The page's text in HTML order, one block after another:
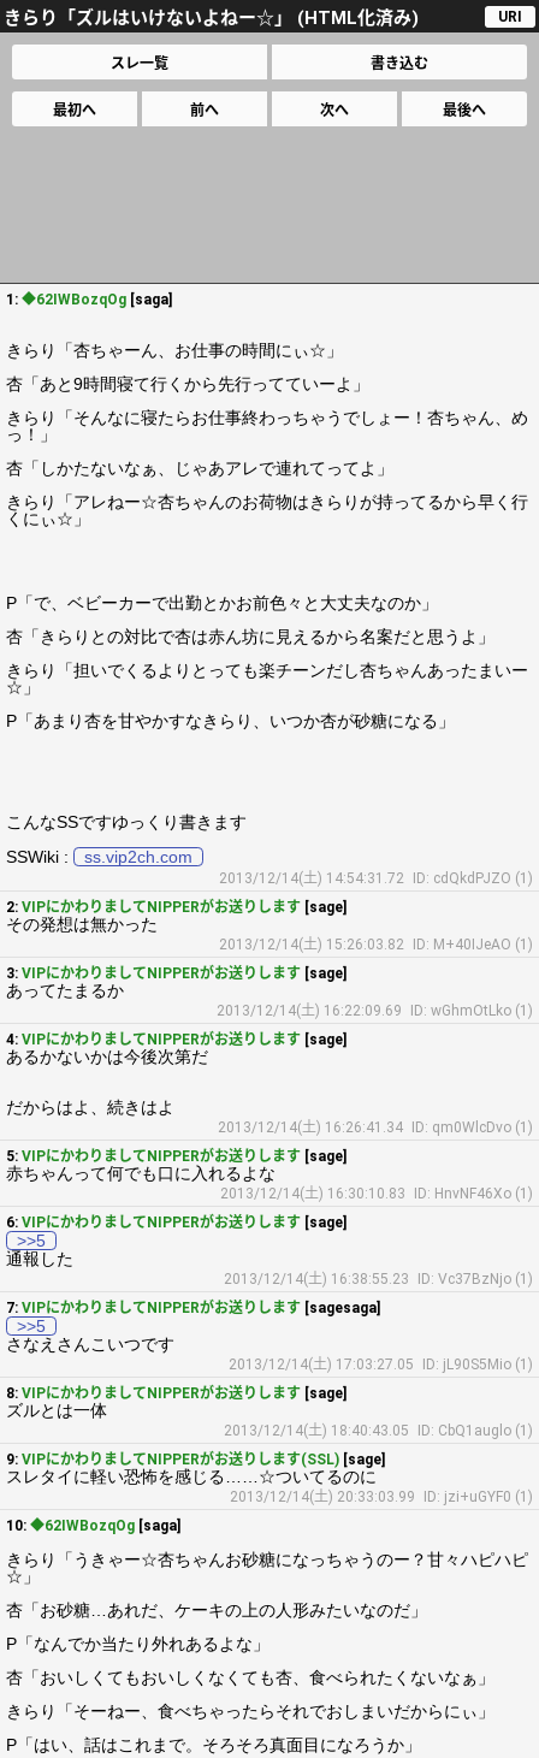
きらり「ズルはいけないよねー☆」 (HTML化済み) URI
スレ一覧 書き込む
最初へ 前へ 次へ 最後へ
1: ◆62IWBozqOg [saga]
きらり「杏ちゃーん、お仕事の時間にぃ☆」
杏「あと9時間寝て行くから先行ってていーよ」
きらり「そんなに寝たらお仕事終わっちゃうでしょー！杏ちゃん、め
っ！」
杏「しかたないなぁ、じゃあアレで連れてってよ」
きらり「アレねー☆杏ちゃんのお荷物はきらりが持ってるから早く行
くにぃ☆」
P「で、ベビーカーで出勤とかお前色々と大丈夫なのか」
杏「きらりとの対比で杏は赤ん坊に見えるから名案だと思うよ」
きらり「担いでくるよりとっても楽チーンだし杏ちゃんあったまいー
☆」
P「あまり杏を甘やかすなきらり、いつか杏が砂糖になる」
こんなSSですゆっくり書きます
SSWiki :
ss.vip2ch.com
2013/12/14(土) 14:54:31.72
ID: cdQkdPJZO (1)
2: VIPにかわりましてNIPPERがお送りします [sage]
その発想は無かった
2013/12/14(土) 15:26:03.82
ID: M+40IJeAO (1)
3: VIPにかわりましてNIPPERがお送りします [sage]
あってたまるか
2013/12/14(土) 16:22:09.69
ID: wGhmOtLko (1)
4: VIPにかわりましてNIPPERがお送りします [sage]
あるかないかは今後次第だ
だからはよ、続きはよ
2013/12/14(土) 16:26:41.34
ID: qm0WlcDvo (1)
5: VIPにかわりましてNIPPERがお送りします [sage]
赤ちゃんって何でも口に入れるよな
2013/12/14(土) 16:30:10.83
ID: HnvNF46Xo (1)
6: VIPにかわりましてNIPPERがお送りします [sage]
>>5
通報した
2013/12/14(土) 16:38:55.23
ID: Vc37BzNjo (1)
7: VIPにかわりましてNIPPERがお送りします [sagesaga]
>>5
さなえさんこいつです
2013/12/14(土) 17:03:27.05
ID: jL90S5Mio (1)
8: VIPにかわりましてNIPPERがお送りします [sage]
ズルとは一体
2013/12/14(土) 18:40:43.05
ID: CbQ1auglo (1)
9: VIPにかわりましてNIPPERがお送りします(SSL) [sage]
スレタイに軽い恐怖を感じる……☆ついてるのに
2013/12/14(土) 20:33:03.99
ID: jzi+uGYF0 (1)
10: ◆62IWBozqOg [saga]
きらり「うきゃー☆杏ちゃんお砂糖になっちゃうのー？甘々ハピハピ
☆」
杏「お砂糖…あれだ、ケーキの上の人形みたいなのだ」
P「なんでか当たり外れあるよな」
杏「おいしくてもおいしくなくても杏、食べられたくないなぁ」
きらり「そーねー、食べちゃったらそれでおしまいだからにぃ」
P「はい、話はこれまで。そろそろ真面目になろうか」